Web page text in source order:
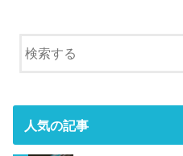
人気の記事